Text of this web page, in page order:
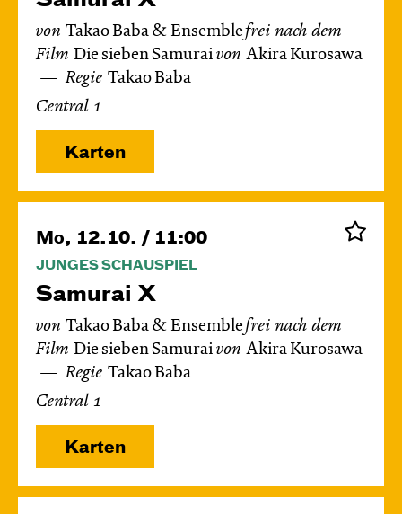
von Takao Baba & Ensemblefrei nach dem
Film Die sieben Samurai von Akira Kurosawa
Regie Takao Baba
Central 1
Karten
Mo, 12.10. / 11:00
JUNGES SCHAUSPIEL
Samurai X
von Takao Baba & Ensemblefrei nach dem
Film Die sieben Samurai von Akira Kurosawa
Regie Takao Baba
Central 1
Karten